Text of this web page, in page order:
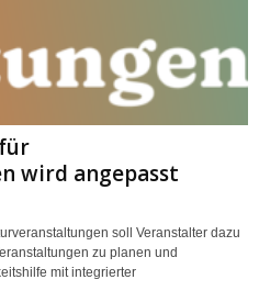
wird angepasst
soll Veranstalter dazu
zu planen und
mit integrierter